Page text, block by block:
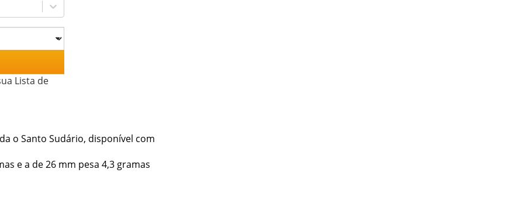
Lista de
o Santo Sudário, disponível com
e a de 26 mm pesa 4,3 gramas